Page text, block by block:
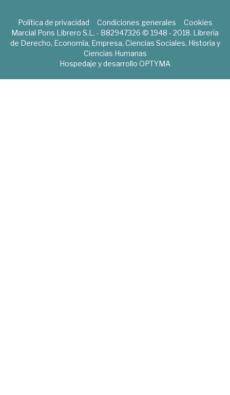
Política de privacidad Condiciones generales
Cookies
Marcial Pons Librero S.L. - B82947326 © 1948 - 2018. Librería
de Derecho, Economía, Empresa, Ciencias Sociales, Historia y
Ciencias Humanas
Hospedaje y desarrollo OPTYMA